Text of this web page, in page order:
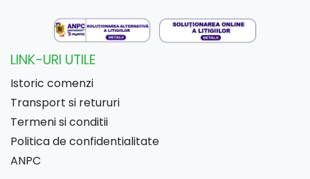
LINK-URI UTILE
Istoric comenzi
Transport si retururi
Termeni si conditii
Politica de confidentialitate
ANPC